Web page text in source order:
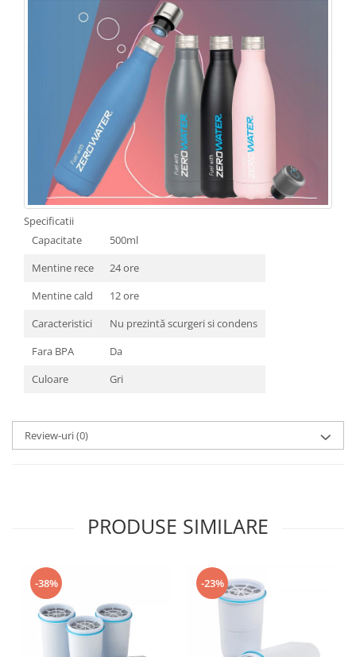
Specificatii
Capacitate
500ml
Mentine rece
24 ore
Mentine cald
12 ore
Caracteristici
Nu prezintă scurgeri si condens
Fara BPA
Da
Culoare
Gri
Review-uri(0)
PRODUSE SIMILARE
-38% -23%